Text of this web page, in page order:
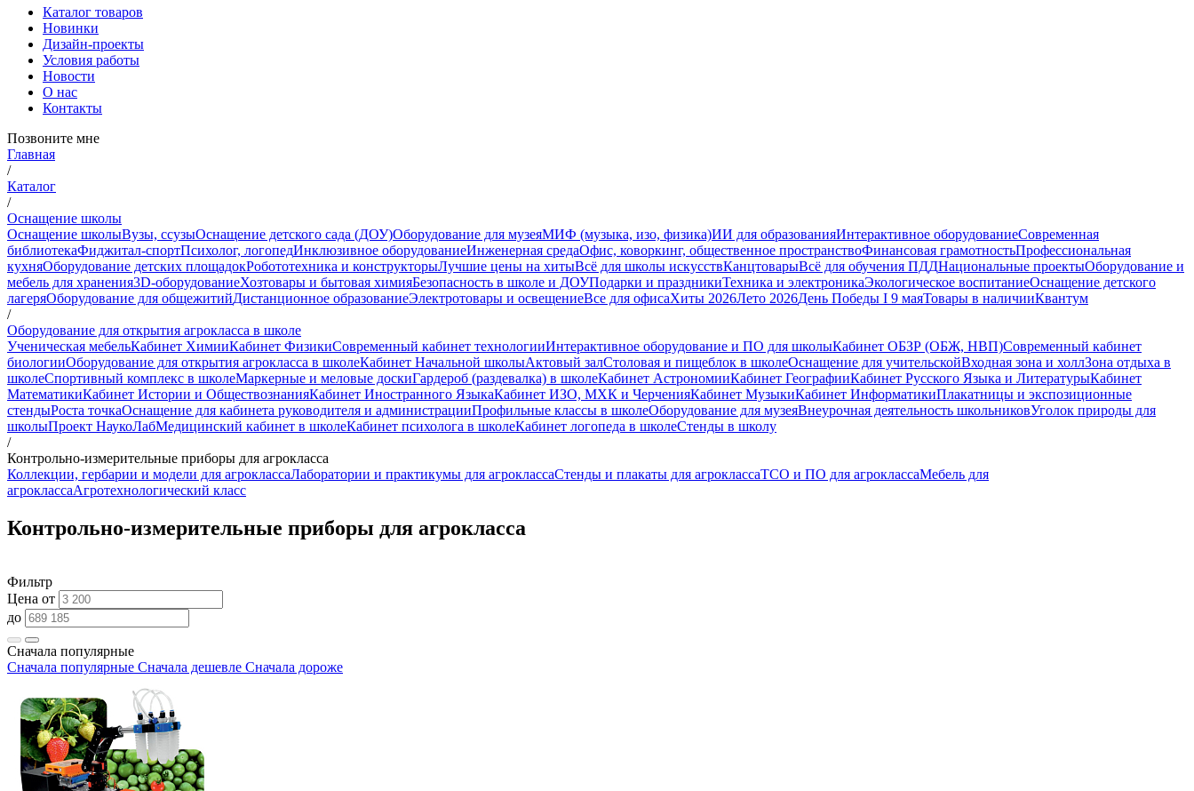
Каталог товаров
Новинки
Дизайн-проекты
Условия работы
Новости
О нас
Контакты
Позвоните мне
Главная
/
Каталог
/
Оснащение школы
Оснащение школыВузы, ссузыОснащение детского сада (ДОУ)Оборудование для музеяМИФ (музыка, изо, физика)ИИ для образованияИнтерактивное оборудованиеСовременная
библиотекаФиджитал-спортПсихолог, логопедИнклюзивное оборудованиеИнженерная средаОфис, коворкинг, общественное пространствоФинансовая грамотностьПрофессиональная
кухняОборудование детских площадокРобототехника и конструкторыЛучшие цены на хитыВсё для школы искусствКанцтоварыВсё для обучения ПДДНациональные проектыОборудование и
мебель для хранения3D-оборудованиеХозтовары и бытовая химияБезопасность в школе и ДОУПодарки и праздникиТехника и электроникаЭкологическое воспитаниеОснащение детского
лагеряОборудование для общежитийДистанционное образованиеЭлектротовары и освещениеВсе для офисаХиты 2026Лето 2026День Победы I 9 маяТовары в наличииКвантум
/
Оборудование для открытия агрокласса в школе
Ученическая мебельКабинет ХимииКабинет ФизикиСовременный кабинет технологииИнтерактивное оборудование и ПО для школыКабинет ОБЗР (ОБЖ, НВП)Современный кабинет
биологииОборудование для открытия агрокласса в школеКабинет Начальной школыАктовый залСтоловая и пищеблок в школеОснащение для учительскойВходная зона и холлЗона отдыха в
школеСпортивный комплекс в школеМаркерные и меловые доскиГардероб (раздевалка) в школеКабинет АстрономииКабинет ГеографииКабинет Русского Языка и ЛитературыКабинет
МатематикиКабинет Истории и ОбществознанияКабинет Иностранного ЯзыкаКабинет ИЗО, МХК и ЧерченияКабинет МузыкиКабинет ИнформатикиПлакатницы и экспозиционные
стендыРоста точкаОснащение для кабинета руководителя и администрацииПрофильные классы в школеОборудование для музеяВнеурочная деятельность школьниковУголок природы для
школыПроект НаукоЛабМедицинский кабинет в школеКабинет психолога в школеКабинет логопеда в школеСтенды в школу
/
Контрольно-измерительные приборы для агрокласса
Коллекции, гербарии и модели для агроклассаЛаборатории и практикумы для агроклассаСтенды и плакаты для агроклассаТСО и ПО для агроклассаМебель для
агроклассаАгротехнологический класс
Контрольно-измерительные приборы для агрокласса
Фильтр
Цена от
до
Сначала популярные
Сначала популярные Сначала дешевле Сначала дороже